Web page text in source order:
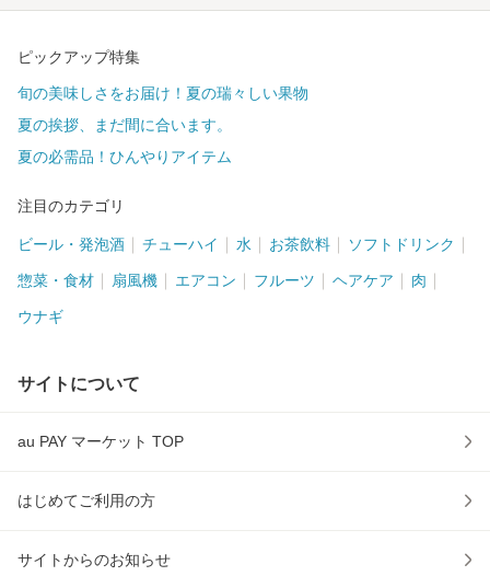
ピックアップ特集
旬の美味しさをお届け！夏の瑞々しい果物
夏の挨拶、まだ間に合います。
夏の必需品！ひんやりアイテム
注目のカテゴリ
ビール・発泡酒 チューハイ 水 お茶飲料 ソフトドリンク
惣菜・食材 扇風機 エアコン フルーツ ヘアケア 肉
ウナギ
サイトについて
au PAY マーケット TOP
はじめてご利用の方
サイトからのお知らせ